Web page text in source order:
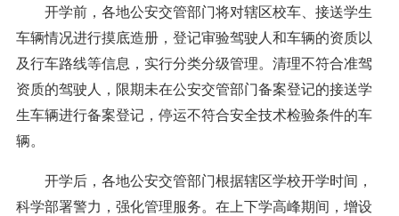
开学前，各地公安交管部门将对辖区校车、接送学生
车辆情况进行摸底造册，登记审验驾驶人和车辆的资质以
及行车路线等信息，实行分类分级管理。清理不符合准驾
资质的驾驶人，限期未在公安交管部门备案登记的接送学
生车辆进行备案登记，停运不符合安全技术检验条件的车
辆。
开学后，各地公安交管部门根据辖区学校开学时间，
科学部署警力，强化管理服务。在上下学高峰期间，增设